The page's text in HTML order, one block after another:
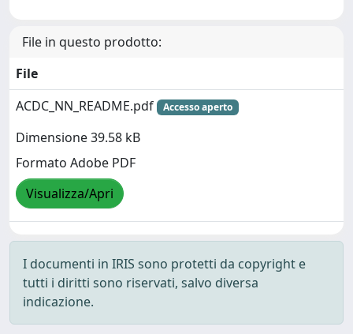
File in questo prodotto:
File
ACDC_NN_README.pdf
Accesso aperto
Dimensione 39.58 kB
Formato Adobe PDF
Visualizza/Apri
I documenti in IRIS sono protetti da copyright e
tutti i diritti sono riservati, salvo diversa
indicazione.